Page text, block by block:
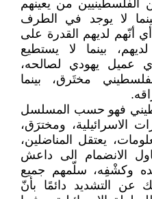
الفلسطينيين من يعينهم
لا يوجد في الطرف
أنّهم لديهم القدرة على
بينما لا يستطيع
عميل يهودي لصالحه،
مختَرق، بينما
فهو حسب المسلسل
الاسرائيلية، ومخترَق،
يعتقل المناضلين،
الانضمام الى داعش
وكشْفِه، سلّمهم جميع
عن التشديد دائمًا بأنّ